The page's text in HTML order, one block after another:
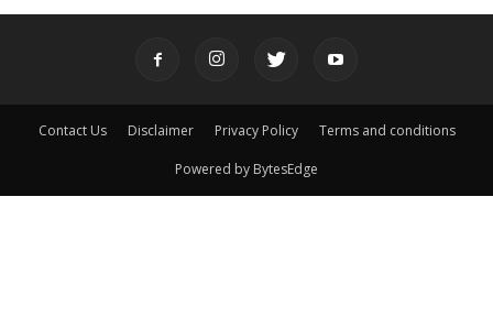
Contact Us Disclaimer Privacy Policy Terms and conditions
Powered by BytesEdge